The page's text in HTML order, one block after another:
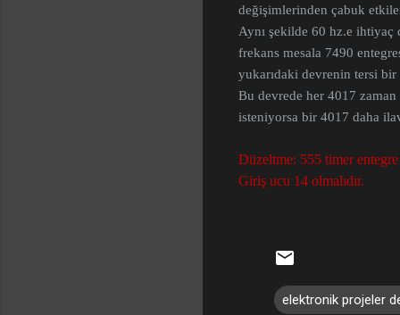
değişimlerinden çabuk
Aynı şekilde 60 hz.e
frekans mesala 7490
yukarıdaki devrenin tersi
Bu devrede her 4017
isteniyorsa bir 4017 daha
Düzeltme: 555 timer entegre
Giriş ucu 14 olmalıdır.
elektronik projeler